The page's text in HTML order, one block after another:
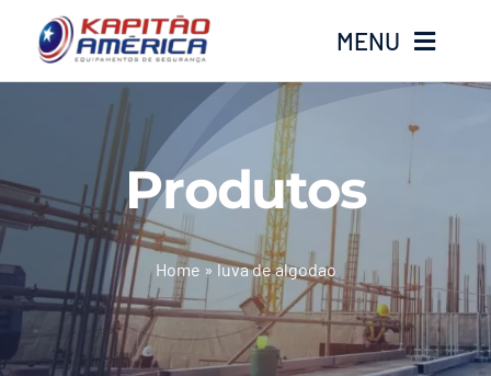
o
MENU
Produtos
Calçados
Luvas
Produtos
Home »luva de algodao